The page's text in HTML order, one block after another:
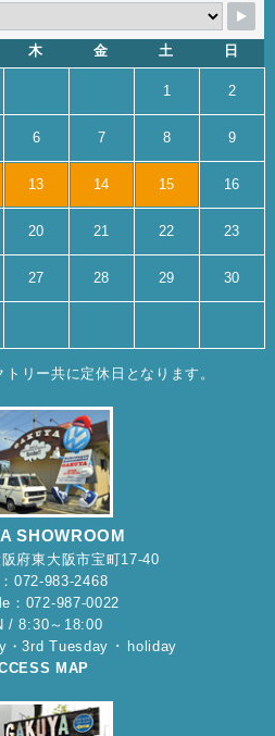
木 金 土 日
1 2
6 7 8 9
13 14 15 16
20 21 22 23
27 28 29 30
リー共に定休日となります。
SHOWROOM
府東大阪市宝町17-40
072-983-2468
：072-987-0022
/ 8:30～18:00
・3rd Tuesday ･ holiday
MAP